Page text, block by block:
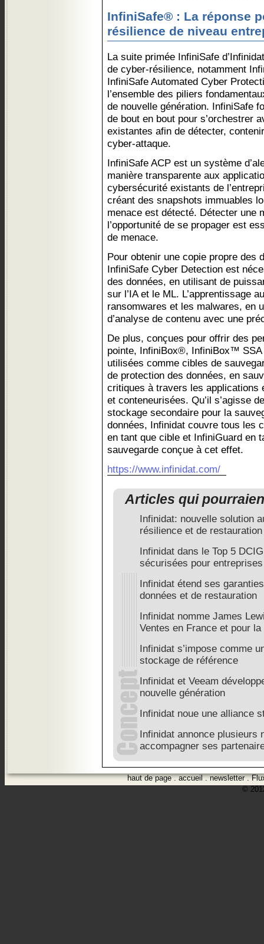
InfiniSafe® : La réponse
résilience de niveau
La suite primée InfiniSafe
de cyber-résilience, notamment
InfiniSafe Automated Cyber
l’ensemble des piliers
de nouvelle génération. InfiniSafe
de bout en bout pour s’orchestrer
existantes afin de détecter,
cyber-attaque.
InfiniSafe ACP est un système
manière transparente aux
cybersécurité existants de
créant des snapshots immuables
menace est détecté. Détecter une
l’opportunité de se propager est
de menace.
Pour obtenir une copie propre des
InfiniSafe Cyber Detection est
des données, en utilisant de
sur l’IA et le ML. L’apprentissage
ransomwares et les malwares, en
d’analyse de contenu avec une
De plus, conçues pour offrir des
pointe, InfiniBox®, InfiniBox™
utilisées comme cibles de
de protection des données, en
critiques à travers les
et conteneurisées. Qu’il s’agisse
stockage secondaire pour la
données, Infinidat couvre tous les
en tant que cible et InfiniGuard en
sauvegarde conçue à cet effet.
https://www.infinidat.com/
Articles qui
Infinidat: nouvelle solution
résilience et de restauration
Infinidat dans le Top 5
sécurisées pour entreprises
Infinidat étend ses
données et de restauration
Infinidat nomme James
Ventes en France et pour
Infinidat s’impose comme
stockage de référence
Infinidat et Veeam
nouvelle génération
Infinidat noue une alliance
Infinidat annonce plusieurs
accompagner ses
haut de page.accueil.newsletter.
©